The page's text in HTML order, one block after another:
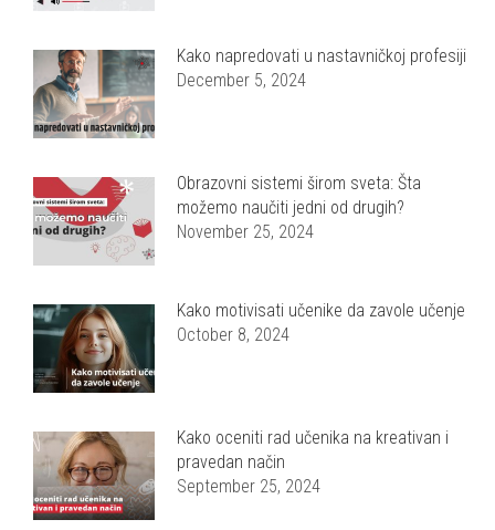
Kako napredovati u nastavničkoj profesiji
December 5, 2024
Obrazovni sistemi širom sveta: Šta
možemo naučiti jedni od drugih?
November 25, 2024
Kako motivisati učenike da zavole učenje
October 8, 2024
Kako oceniti rad učenika na kreativan i
pravedan način
September 25, 2024